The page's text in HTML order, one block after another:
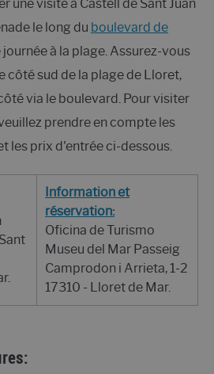
une visite à Castell de Sant Juan
le long du boulevard de
journée à la plage. Assurez-vous
côté sud de la plage de Lloret,
via le boulevard. Pour visiter
prendre en compte les
les prix d'entrée ci-dessous.
Information et
réservation:
Oficina de Turismo
Museu del Mar Passeig
Camprodon i Arrieta, 1-2
17310 - Lloret de Mar.